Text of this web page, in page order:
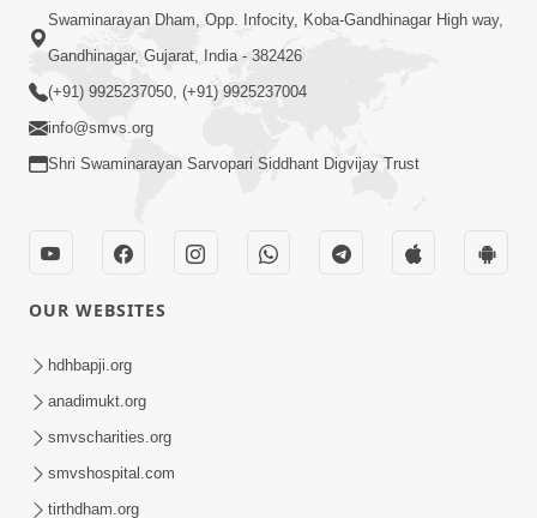
1:00
મહારાજમાં પ્રેમ કરવા માટે 2 મિનિટ મહારાજ
સાથે વાતો કરો - નિકટતા વધશે | SMVS
Spiritual Journey
મહેરબાની કરીને આટલું કરજો; અમને બહુ દુ:ખ
થાય છે... | SMVS Spiritual Journey |
Swaminarayan
Swaminarayan Dham, Opp. Infocity, Koba-Gandhinagar High way,
Gandhinagar, Gujarat, India - 382426
(+91) 9925237050, (+91) 9925237004
info@smvs.org
Shri Swaminarayan Sarvopari Siddhant Digvijay Trust
OUR WEBSITES
hdhbapji.org
anadimukt.org
smvscharities.org
smvshospital.com
tirthdham.org